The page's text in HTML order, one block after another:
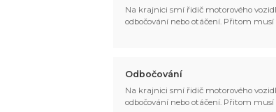
Na krajnici smí řidič motorového
odbočování nebo otáčení. Přitom
Odbočování
Na krajnici smí řidič motorového
odbočování nebo otáčení. Přitom